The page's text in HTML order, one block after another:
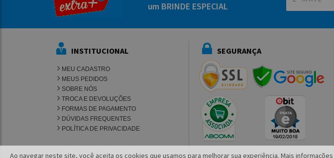
Ao navegar neste site, você aceita os cookies que usamos para melhorar sua experiência. Mais informações
um BRINDE ESPECIAL
INSTITUCIONAL
MEU CADASTRO
MEUS PEDIDOS
SOBRE NÓS
TROCA E DEVOLUÇÕES
FORMAS DE PAGAMENTO
DÚVIDAS FREQUENTES
POLÍTICA DE PRIVACIDADE
SEGURANÇA